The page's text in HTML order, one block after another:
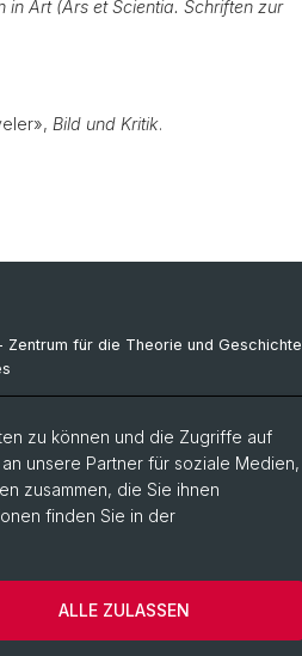
in Art (Ars et Scientia. Schriften zur
Bild und Kritik.
Zentrum für die Theorie und Geschichte
Kolloquium
Philosophie Home
zu können und die Zugriffe auf
unsere Partner für soziale Medien,
zusammen, die Sie ihnen
finden Sie in der
ALLE ZULASSEN